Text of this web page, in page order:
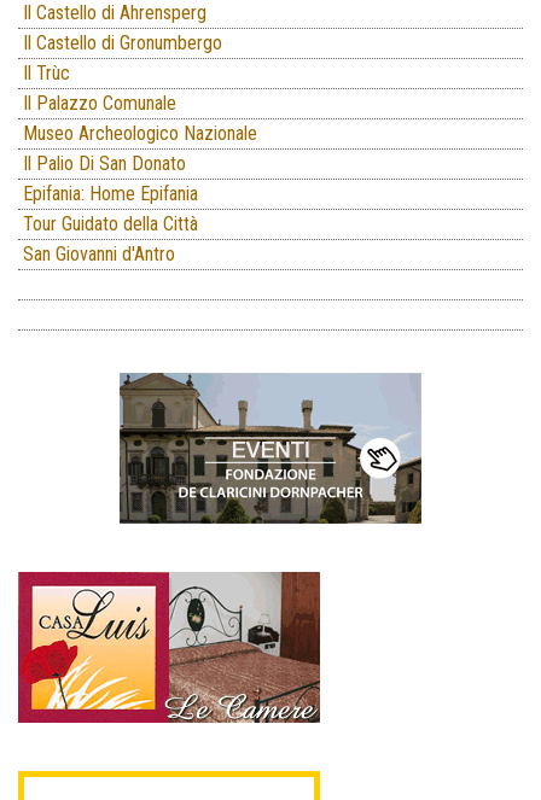
Il Castello di Ahrensperg
Il Castello di Gronumbergo
Il Trùc
Il Palazzo Comunale
Museo Archeologico Nazionale
Il Palio Di San Donato
Epifania: Home Epifania
Tour Guidato della Città
San Giovanni d'Antro